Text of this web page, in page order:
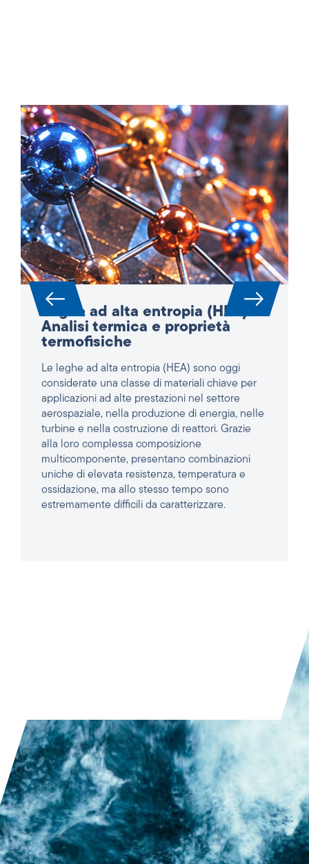
Leghe ad alta entropia (HEA):
Analisi termica e proprietà
termofisiche
Le leghe ad alta entropia (HEA) sono oggi
considerate una classe di materiali chiave per
aerospaziale, nella produzione di energia, nelle
turbine e nella costruzione di reattori. Grazie
alla loro complessa composizione
multicomponente, presentano combinazioni
uniche di elevata resistenza, temperatura e
ossidazione, ma allo stesso tempo sono
estremamente difficili da caratterizzare.